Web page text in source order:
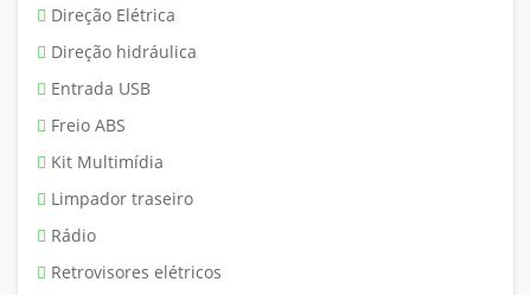
Direção Elétrica
Direção hidráulica
Entrada USB
Freio ABS
Kit Multimídia
Limpador traseiro
Rádio
Retrovisores elétricos